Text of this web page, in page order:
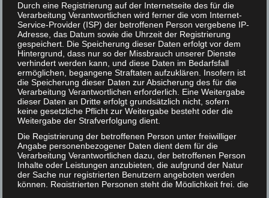
Durch eine Registrierung auf der Internetseite des für die
Verarbeitung Verantwortlichen wird ferner die vom Internet-
Service-Provider (ISP) der betroffenen Person vergebene IP-
Adresse, das Datum sowie die Uhrzeit der Registrierung
gespeichert. Die Speicherung dieser Daten erfolgt vor dem
Hintergrund, dass nur so der Missbrauch unserer Dienste
verhindert werden kann, und diese Daten im Bedarfsfall
ermöglichen, begangene Straftaten aufzuklären. Insofern ist
die Speicherung dieser Daten zur Absicherung des für die
Verarbeitung Verantwortlichen erforderlich. Eine Weitergabe
dieser Daten an Dritte erfolgt grundsätzlich nicht, sofern
keine gesetzliche Pflicht zur Weitergabe besteht oder die
Weitergabe der Strafverfolgung dient.
Die Registrierung der betroffenen Person unter freiwilliger
Angabe personenbezogener Daten dient dem für die
Verarbeitung Verantwortlichen dazu, der betroffenen Person
Inhalte oder Leistungen anzubieten, die aufgrund der Natur
der Sache nur registrierten Benutzern angeboten werden
können. Registrierten Personen steht die Möglichkeit frei, die